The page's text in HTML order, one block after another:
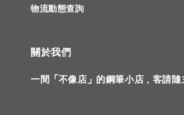
物流動態查詢
關於我們
一間「不像店」的鋼筆小店，客請隨